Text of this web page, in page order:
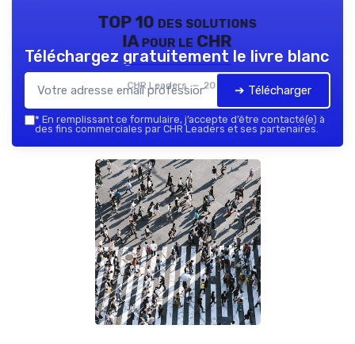
TOP 10 des solutions
IA pour le CHR
CHR Leaders — 2026
Téléchargez gratuitement le livre blanc
➔ Télécharger
* En remplissant ce formulaire, j’accepte d’être contacté(e) à
des fins commerciales par CHR Leaders et ses partenaires.